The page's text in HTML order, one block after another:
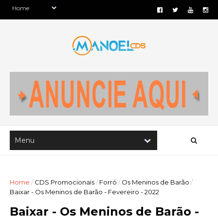
Home / CDS Promocionais/ Forró / Os Meninos de Barão /
Baixar - Os Meninos de Barão - Fevereiro - 2022
Baixar - Os Meninos de Barão -